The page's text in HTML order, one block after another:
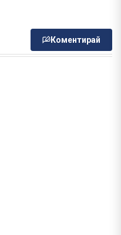
Коментирай